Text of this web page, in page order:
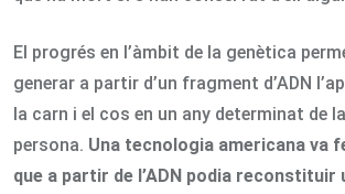
El progrés en l’àmbit de la genètica
generar a partir d’un fragment d’ADN
la carn i el cos en un any determinat de
persona. Una tecnologia americana va
que a partir de l’ADN podia